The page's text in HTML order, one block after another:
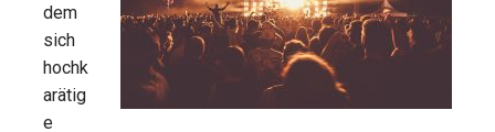
dem
sich
hochk
arätig
e